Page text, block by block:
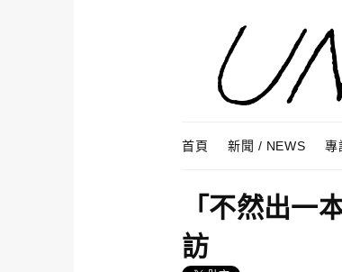
Menu
首頁
新聞 / NEWS 專
「不然出一
訪